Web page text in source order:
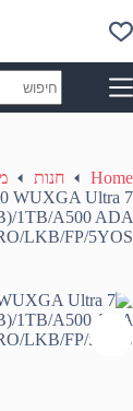
to
content
results
Home חנות
WUXGA Ultra 7
1TB/A500 ADA
LKB/FP/5YOS